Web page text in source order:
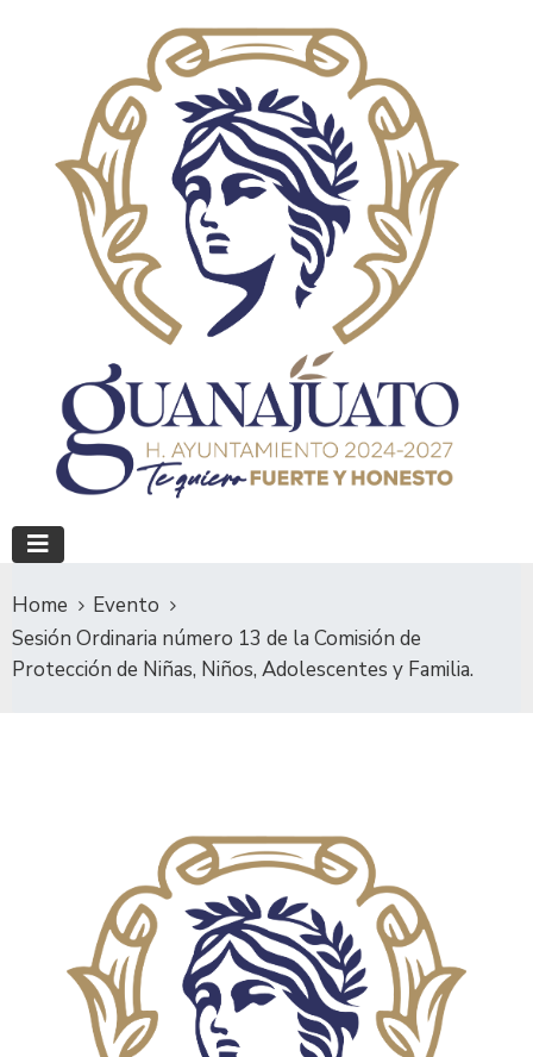
Home
Evento
Sesión Ordinaria número 13 de la Comisión de
Protección de Niñas, Niños, Adolescentes y Familia.